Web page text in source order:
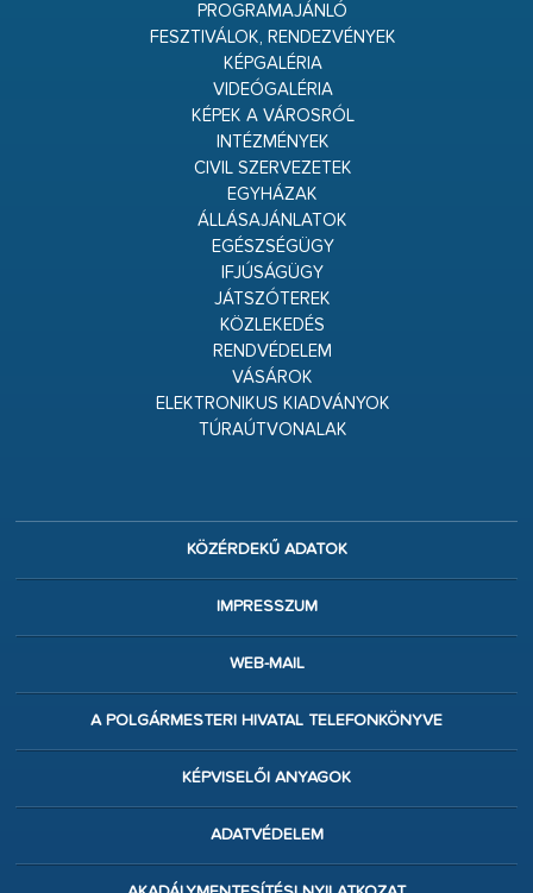
PROGRAMAJÁNLÓ
FESZTIVÁLOK, RENDEZVÉNYEK
KÉPGALÉRIA
VIDEÓGALÉRIA
KÉPEK A VÁROSRÓL
INTÉZMÉNYEK
CIVIL SZERVEZETEK
EGYHÁZAK
ÁLLÁSAJÁNLATOK
EGÉSZSÉGÜGY
IFJÚSÁGÜGY
JÁTSZÓTEREK
KÖZLEKEDÉS
RENDVÉDELEM
VÁSÁROK
ELEKTRONIKUS KIADVÁNYOK
TÚRAÚTVONALAK
KÖZÉRDEKŰ ADATOK
IMPRESSZUM
WEB-MAIL
A POLGÁRMESTERI HIVATAL TELEFONKÖNYVE
KÉPVISELŐI ANYAGOK
ADATVÉDELEM